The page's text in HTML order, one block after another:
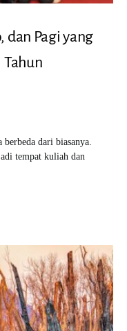
dan Pagi yang
Tahun
dari biasanya.
tempat kuliah dan